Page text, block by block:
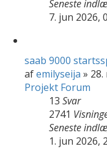
Seneste
7. jun 2026,
saab 9000
afemilyseija » 28.
Projekt Forum
13 Svar
2741
Seneste
1. jun 2026,